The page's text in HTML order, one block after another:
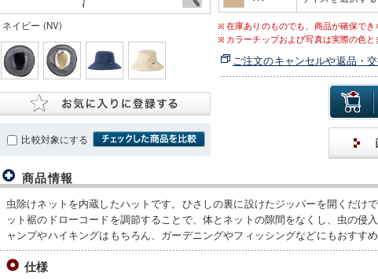
ネイビー (NV)
比較対象にする
在庫ありのものでも、商品が確保でき
カラーチップおよび写真は実際の色と
ご注文のキャンセルや返品・
商品情報
虫除けネットを内蔵したハットです。ひさしの裏に設けたジッパーを開くだけ
ット裾のドローコードを調節することで、体とネットの隙間をなくし、虫の侵
ャンプやハイキングはもちろん、ガーデニングやフィッシングなどにもおすすめ
仕様